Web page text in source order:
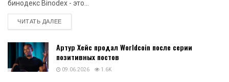
бинодекс Binodex - это...
ЧИТАТЬ ДАЛЕЕDETAILS
Артур Хейс продал Worldcoin после серии
позитивных постов
09.06.2026 1.6K